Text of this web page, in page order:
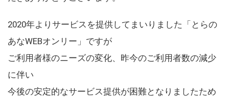
2020年よりサービスを提供してまいりました「とらの
あなWEBオンリー」ですが
ご利用者様のニーズの変化、昨今のご利用者数の減少
に伴い
今後の安定的なサービス提供が困難となりましたため